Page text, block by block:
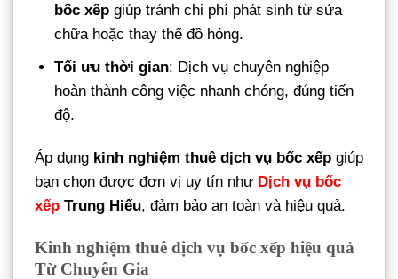
bốc xếp giúp tránh chi phí phát sinh từ sửa
chữa hoặc thay thế đồ hỏng.
Tối ưu thời gian: Dịch vụ chuyên nghiệp
hoàn thành công việc nhanh chóng, đúng tiến
độ.
Áp dụng kinh nghiệm thuê dịch vụ bốc xếp giúp
bạn chọn được đơn vị uy tín như Dịch vụ bốc
xếp Trung Hiếu, đảm bảo an toàn và hiệu quả.
Kinh nghiệm thuê dịch vụ bốc xếp hiệu quả
Từ Chuyên Gia